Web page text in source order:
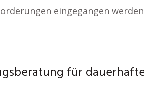
eingegangen
für